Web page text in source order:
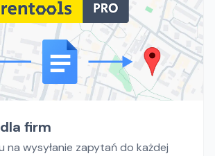
firm
na wysyłanie zapytań do każdej